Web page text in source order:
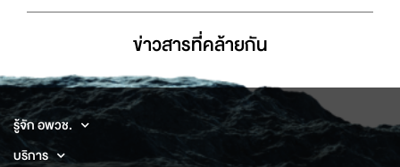
ข่าวสารที่่คล้ายกัน
รู้จัก อพวช.
บริการ